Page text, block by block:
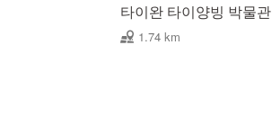
타이완 타이양빙 박물관
1.74 km